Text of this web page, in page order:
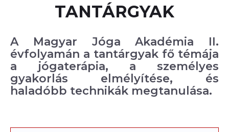
TANTÁRGYAK
A Magyar Jóga Akadémia II.
évfolyamán a tantárgyak fő témája
a jógaterápia, a személyes
gyakorlás elmélyítése, és
haladóbb technikák megtanulása.